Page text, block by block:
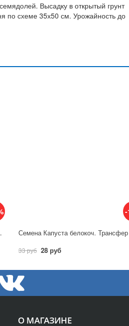
Высадку в открытый грунт
по схеме 35х50 см. Урожайность до
/ Аэлита
-
33 руб 28 руб
О МАГАЗИНЕ